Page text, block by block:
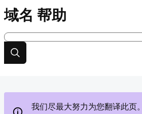
域名 帮助
我们尽最大努力为您翻译此页。